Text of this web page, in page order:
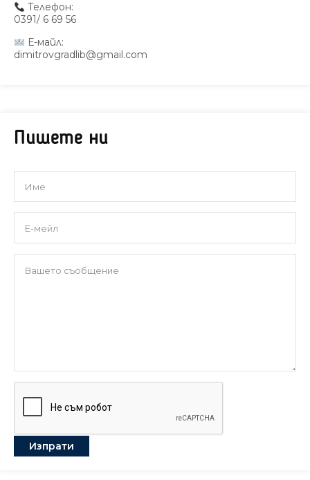
Телефон:
0391/ 6 69 56
Е-майл:
dimitrovgradlib@gmail.com
Пишете ни